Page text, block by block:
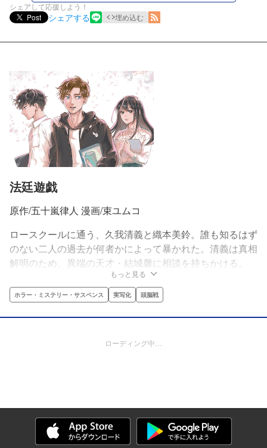
シェアして応援しよう！
Post
シェアする 埋め込む
法廷遊戯
原作/五十嵐律人 漫画/束ユムコ
ロースクールに通う、久我清義と織本美鈴。誰も知るはず
のない二人の過去が何者かによって暴かれた。清義は真相
解明のため、異端の天才・結城馨に相談を持ちかける。
もっと見る
ホラー・ミステリー・サスペンス 実写化 頭脳戦
ローディング中…